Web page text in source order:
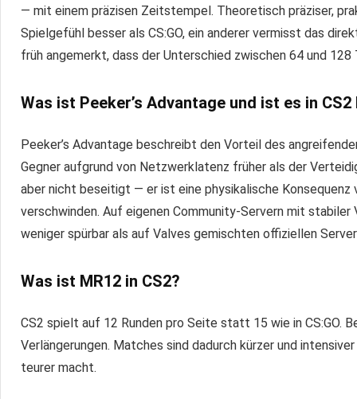
— mit einem präzisen Zeitstempel. Theoretisch präziser,
Spielgefühl besser als CS:GO, ein anderer vermisst das
früh angemerkt, dass der Unterschied zwischen 64 und
Was ist Peeker’s Advantage und ist es in CS2
Peeker’s Advantage beschreibt den Vorteil des
Gegner aufgrund von Netzwerklatenz früher als der
aber nicht beseitigt — er ist eine physikalische Konsequenz
verschwinden. Auf eigenen Community-Servern mit
weniger spürbar als auf Valves gemischten offiziellen
Was ist MR12 in CS2?
CS2 spielt auf 12 Runden pro Seite statt 15 wie in CS:GO.
Verlängerungen. Matches sind dadurch kürzer und
teurer macht.